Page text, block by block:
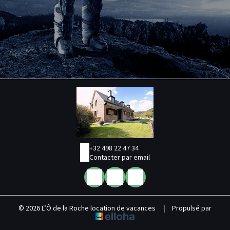
+32 498 22 47 34
Contacter par email
© 2026 L’Ô de la Roche location de vacances | Propulsé par